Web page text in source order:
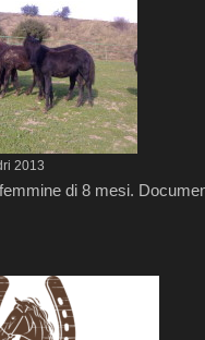
2013
di 8 mesi.